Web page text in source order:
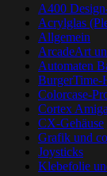
A400
Acrylglas
Allgemein
ArcadeArt
Automaten
BurgerTime-
Colorcase-
Cortex
CX-Gehäuse
Grafik und co
Joysticks
Klebefolie